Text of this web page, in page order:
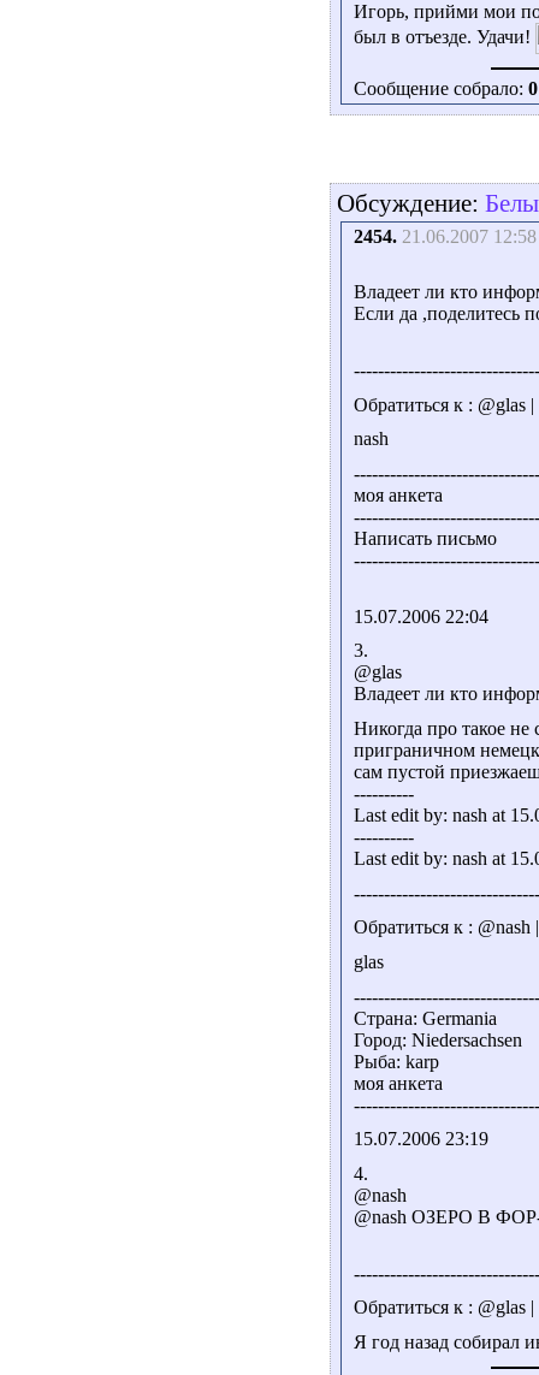
Игорь, прийми мои
был в отъезде. Удачи!
Сообщение собрало: 0
Обсуждение:
2454. 21.06.2007 12:58
Владеет ли кто
Если да ,поделитесь
Обратиться к : @glas
nash
моя анкета
Написать письмо
15.07.2006 22:04
3.
@glas
Владеет ли кто
Никогда про такое
приграничном
сам пустой
----------
Last edit by: nash at
----------
Last edit by: nash at
Обратиться к :
glas
Страна: Germania
Город: Niedersachsen
Рыба: karp
моя анкета
15.07.2006 23:19
4.
@nash
@nash ОЗЕРО В
Обратиться к : @glas
Я год назад собирал